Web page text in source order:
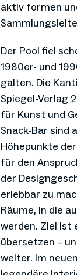
aktiv formen
Der Pool fiel
1980er- und
galten. Die
Spiegel-Verlag
für Kunst und
Snack-Bar sind
Höhepunkte
für den
der
erlebbar zu
Räume, in die
werden. Ziel ist
übersetzen –
weiter. Im